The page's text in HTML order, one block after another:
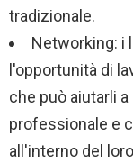
tradizionale.
Networking: i
l'opportunità di
che può aiutarli
professionale e
all'interno del